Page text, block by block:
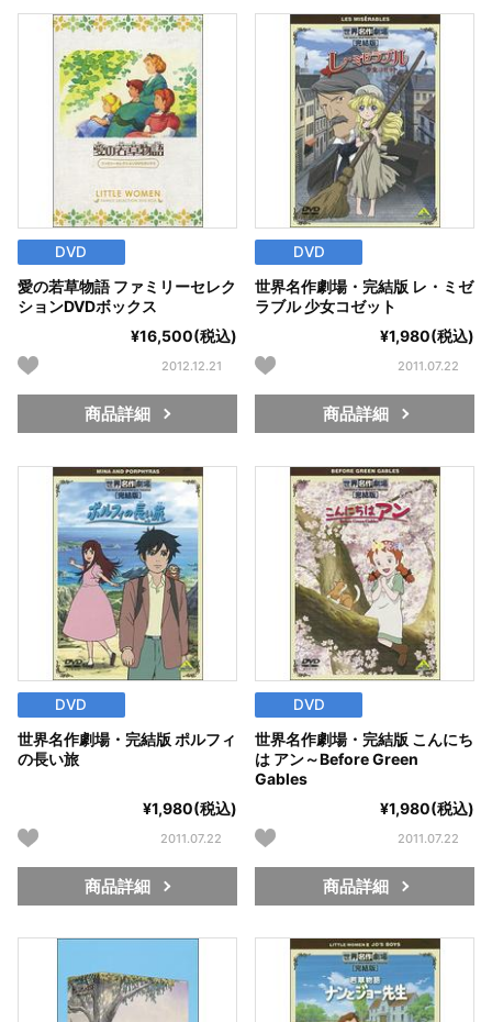
DVD
愛の若草物語 ファミリーセレク
ションDVDボックス
¥16,500(税込)
2012.12.21
商品詳細
DVD
世界名作劇場・完結版 レ・ミゼ
ラブル 少女コゼット
¥1,980(税込)
2011.07.22
商品詳細
DVD
世界名作劇場・完結版 ポルフィ
の長い旅
¥1,980(税込)
2011.07.22
商品詳細
DVD
世界名作劇場・完結版 こんにち
は アン～Before Green
Gables
¥1,980(税込)
2011.07.22
商品詳細